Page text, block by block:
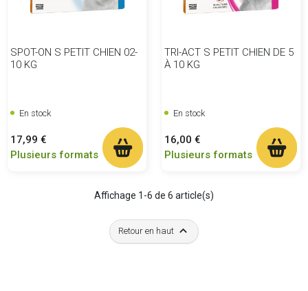
SPOT-ON S PETIT CHIEN 02-
10 KG
En stock
Prix
17,99 €
Plusieurs formats
TRI-ACT S PETIT CHIEN DE 5
À 10 KG
En stock
Prix
16,00 €
Plusieurs formats
Affichage 1-6 de 6 article(s)
Retour en haut 